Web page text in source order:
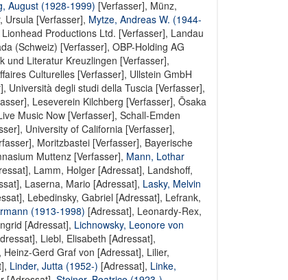
August (1928-1999) [Verfasser], Münz,
Ursula [Verfasser], Mytze, Andreas W. (1944-
Lionhead Productions Ltd. [Verfasser], Landau
(Schweiz) [Verfasser], OBP-Holding AG
und Literatur Kreuzlingen [Verfasser],
Culturelles [Verfasser], Ullstein GmbH
, Università degli studi della Tuscia [Verfasser],
, Leseverein Kilchberg [Verfasser], Ōsaka
Music Now [Verfasser], Schall-Emden
, University of California [Verfasser],
, Moritzbastei [Verfasser], Bayerische
Muttenz [Verfasser], Mann, Lothar
, Lamm, Holger [Adressat], Landshoff,
Laserna, Mario [Adressat], Lasky, Melvin
, Lebedinsky, Gabriel [Adressat], Lefrank,
(1913-1998) [Adressat], Leonardy-Rex,
[Adressat], Lichnowsky, Leonore von
, Liebl, Elisabeth [Adressat],
Gerd Graf von [Adressat], Lilier,
, Linder, Jutta (1952-) [Adressat], Linke,